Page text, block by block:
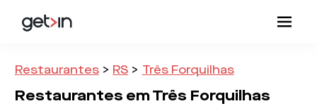
Restaurantes > RS > Três Forquilhas
Restaurantes emTrês Forquilhas